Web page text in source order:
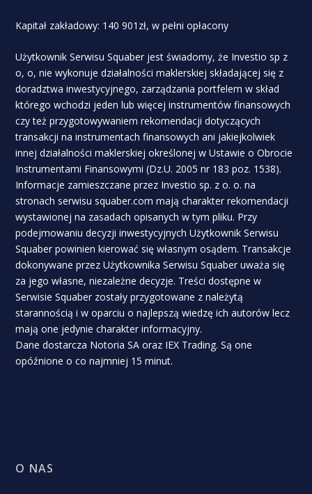
Kapitał zakładowy: 140 901zł, w pełni opłacony
Użytkownik Serwisu Squaber jest świadomy, że Investio sp z
o, o, nie wykonuje działalności maklerskiej składającej się z
doradztwa inwestycyjnego, zarządzania portfelem w skład
którego wchodzi jeden lub więcej instrumentów finansowych
czy też przygotowywaniem rekomendacji dotyczących
transakcji na instrumentach finansowych ani jakiejkolwiek
innej działalności maklerskiej określonej w Ustawie o Obrocie
Instrumentami Finansowymi (Dz.U. 2005 nr 183 poz. 1538).
Informacje zamieszczane przez Investio sp. z o. o. na
stronach serwisu squaber.com mają charakter rekomendacji
wystawionej na zasadach opisanych w tym pliku. Przy
podejmowaniu decyzji inwestycyjnych Użytkownik Serwisu
Squaber powinien kierować się własnym osądem. Transakcje
dokonywane przez Użytkownika Serwisu Squaber uważa się
za jego własne, niezależne decyzje. Treści dostępne w
Serwisie Squaber zostały przygotowane z należytą
starannością i w oparciu o najlepszą wiedzę ich autorów lecz
mają one jedynie charakter informacyjny.
Dane dostarcza Notoria SA oraz IEX Trading. Są one
opóźnione o co najmniej 15 minut.
O NAS